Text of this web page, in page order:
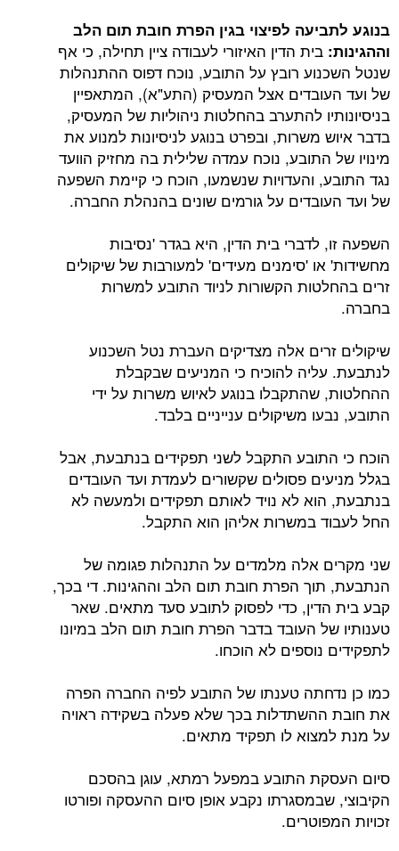
בנוגע לתביעה לפיצוי בגין הפרת חובת תום הלב
וההגינות: בית הדין האיזורי לעבודה ציין תחילה, כי אף
שנטל השכנוע רובץ על התובע, נוכח דפוס ההתנהלות
של ועד העובדים אצל המעסיק (התע"א), המתאפיין
בניסיונותיו להתערב בהחלטות ניהוליות של המעסיק,
בדבר איוש משרות, ובפרט בנוגע לניסיונות למנוע את
מינויו של התובע, נוכח עמדה שלילית בה מחזיק הוועד
נגד התובע, והעדויות שנשמעו, הוכח כי קיימת השפעה
של ועד העובדים על גורמים שונים בהנהלת החברה.
השפעה זו, לדברי בית הדין, היא בגדר 'נסיבות
מחשידות' או 'סימנים מעידים' למעורבות של שיקולים
זרים בהחלטות הקשורות לניוד התובע למשרות
בחברה.
שיקולים זרים אלה מצדיקים העברת נטל השכנוע
לנתבעת. עליה להוכיח כי המניעים שבקבלת
ההחלטות, שהתקבלו בנוגע לאיוש משרות על ידי
התובע, נבעו משיקולים ענייניים בלבד.
הוכח כי התובע התקבל לשני תפקידים בנתבעת, אבל
בגלל מניעים פסולים שקשורים לעמדת ועד העובדים
בנתבעת, הוא לא נויד לאותם תפקידים ולמעשה לא
החל לעבוד במשרות אליהן הוא התקבל.
שני מקרים אלה מלמדים על התנהלות פגומה של
הנתבעת, תוך הפרת חובת תום הלב וההגינות. די בכך,
קבע בית הדין, כדי לפסוק לתובע סעד מתאים. שאר
טענותיו של העובד בדבר הפרת חובת תום הלב במיונו
לתפקידים נוספים לא הוכחו.
כמו כן נדחתה טענתו של התובע לפיה החברה הפרה
את חובת ההשתדלות בכך שלא פעלה בשקידה ראויה
על מנת למצוא לו תפקיד מתאים.
סיום העסקת התובע במפעל רמתא, עוגן בהסכם
הקיבוצי, שבמסגרתו נקבע אופן סיום ההעסקה ופורטו
זכויות המפוטרים.